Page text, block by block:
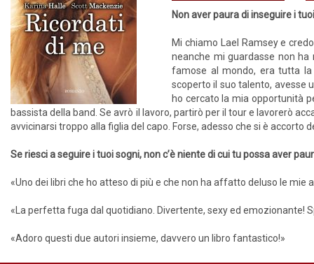
Non aver paura di inseguire i
Mi chiamo Lael Ramsey e
neanche mi guardasse non
famose al mondo, era tutta
scoperto il suo talento, avesse
ho cercato la mia opportunità
bassista della band. Se avrò il lavoro, partirò per il tour e lavorerò
avvicinarsi troppo alla figlia del capo. Forse, adesso che si è
Se riesci a seguire i tuoi sogni, non c’è niente di cui tu possa aver
«Uno dei libri che ho atteso di più e che non ha affatto deluso le mie
«La perfetta fuga dal quotidiano. Divertente, sexy ed emozionante!
«Adoro questi due autori insieme, davvero un libro fantastico!»